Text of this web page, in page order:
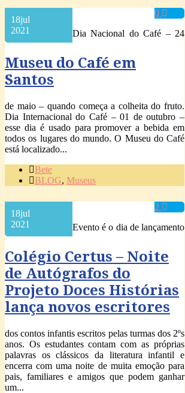
18jul
2021
0
Museu do Café em
Santos
Dia Nacional do Café – 24
de maio – quando começa a colheita do fruto.
Dia Internacional do Café – 01 de outubro –
esse dia é usado para promover a bebida em
todos os lugares do mundo. O Museu do Café
está localizado...
Bete
BLOG, Museus
18jul
2021
2
Colégio Certus – Noite
de Autógrafos do
Projeto Doces Histórias
lança novos escritores
Evento é o dia de lançamento
dos contos infantis escritos pelas turmas dos 2ºs
anos. Os estudantes contam com as próprias
palavras os clássicos da literatura infantil e
encerra com uma noite de muita emoção para
pais, familiares e amigos que podem ganhar
um...